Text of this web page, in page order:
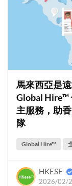
馬來西亞是
Global Hire™
主服務，助
隊
Global Hire™
HKESE
2026/02/